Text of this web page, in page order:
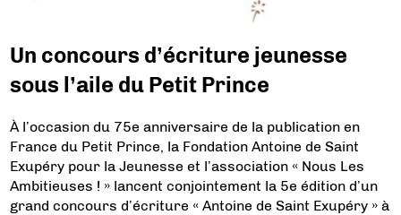
Un concours d’écriture jeunesse
sous l’aile du Petit Prince
À l’occasion du 75e anniversaire de la publication en
France du Petit Prince, la Fondation Antoine de Saint
Exupéry pour la Jeunesse et l’association « Nous Les
Ambitieuses ! » lancent conjointement la 5e édition d’un
grand concours d’écriture « Antoine de Saint Exupéry » à